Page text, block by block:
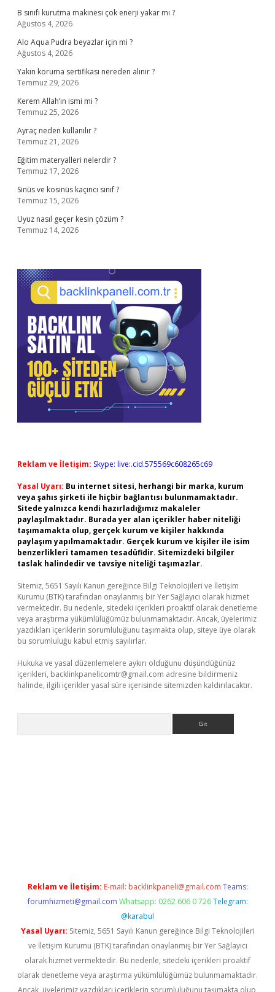
B sınıfı kurutma makinesi çok enerji yakar mı ?
Ağustos 4, 2026
Alo Aqua Pudra beyazlar için mi ?
Ağustos 4, 2026
Yakın koruma sertifikası nereden alınır ?
Temmuz 29, 2026
Kerem Allah’ın ismi mi ?
Temmuz 25, 2026
Ayraç neden kullanılır ?
Temmuz 21, 2026
Eğitim materyalleri nelerdir ?
Temmuz 17, 2026
Sinüs ve kosinüs kaçıncı sınıf ?
Temmuz 15, 2026
Uyuz nasıl geçer kesin çözüm ?
Temmuz 14, 2026
Reklam ve İletişim: Skype: live:.cid.575569c608265c69
Yasal Uyarı: Bu internet sitesi, herhangi bir marka, kurum
veya şahıs şirketi ile hiçbir bağlantısı bulunmamaktadır.
Sitede yalnızca kendi hazırladığımız makaleler
paylaşılmaktadır. Burada yer alan içerikler haber niteliği
taşımamakta olup, gerçek kurum ve kişiler hakkında
paylaşım yapılmamaktadır. Gerçek kurum ve kişiler ile isim
benzerlikleri tamamen tesadüfidir. Sitemizdeki bilgiler
taslak halindedir ve tavsiye niteliği taşımazlar.
Sitemiz, 5651 Sayılı Kanun gereğince Bilgi Teknolojileri ve İletişim
Kurumu (BTK) tarafından onaylanmış bir Yer Sağlayıcı olarak hizmet
vermektedir. Bu nedenle, sitedeki içerikleri proaktif olarak denetleme
veya araştırma yükümlülüğümüz bulunmamaktadır. Ancak, üyelerimiz
yazdıkları içeriklerin sorumluluğunu taşımakta olup, siteye üye olarak
bu sorumluluğu kabul etmiş sayılırlar.
Hukuka ve yasal düzenlemelere aykırı olduğunu düşündüğünüz
içerikleri, backlinkpanelicomtr@gmail.com adresine bildirmeniz
halinde, ilgili içerikler yasal süre içerisinde sitemizden kaldırılacaktır.
Reklam ve İletişim: E-mail: backlinkpaneli@gmail.com Teams:
forumhizmeti@gmail.com Whatsapp: 0262 606 0 726 Telegram:
@karabul
Yasal Uyarı: Sitemiz, 5651 Sayılı Kanun gereğince Bilgi Teknolojileri
ve İletişim Kurumu (BTK) tarafından onaylanmış bir Yer Sağlayıcı
olarak hizmet vermektedir. Bu nedenle, sitedeki içerikleri proaktif
olarak denetleme veya araştırma yükümlülüğümüz bulunmamaktadır.
Ancak, üyelerimiz yazdıkları içeriklerin sorumluluğunu taşımakta olup,